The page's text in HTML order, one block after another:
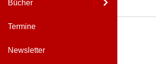
Bücher
Termine
Newsletter